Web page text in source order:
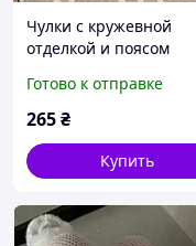
Чулки с кружевной
отделкой и поясом
Готово к отправке
265₴
Купить